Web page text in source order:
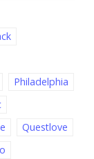
Philadelphia
Questlove